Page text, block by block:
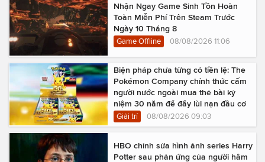
Nhận Ngay Game Sinh Tồn Hoàn
Toàn Miễn Phí Trên Steam Trước
Ngày 10 Tháng 8
Game Offline 08/08/2026 11:06
Biện pháp chưa từng có tiền lệ: The
Pokémon Company chính thức cấm
người nước ngoài mua thẻ bài kỷ
niệm 30 năm để đẩy lùi nạn đầu cơ
Giải trí 08/08/2026 09:03
HBO chỉnh sửa hình ảnh series Harry
Potter sau phản ứng của người hâm